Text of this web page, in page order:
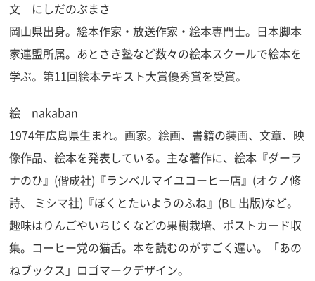
文 にしだのぶまさ
岡山県出身。絵本作家・放送作家・絵本専門士。日本脚本
家連盟所属。あとさき塾など数々の絵本スクールで絵本を
学ぶ。第11回絵本テキスト大賞優秀賞を受賞。
絵 nakaban
1974年広島県生まれ。画家。絵画、書籍の装画、文章、映
像作品、絵本を発表している。主な著作に、絵本『ダーラ
ナのひ』(偕成社)『ランベルマイユコーヒー店』(オクノ修
詩、 ミシマ社)『ぼくとたいようのふね』(BL 出版)など。
趣味はりんごやいちじくなどの果樹栽培、ポストカード収
集。コーヒー党の猫舌。本を読むのがすごく遅い。「あの
ねブックス」ロゴマークデザイン。